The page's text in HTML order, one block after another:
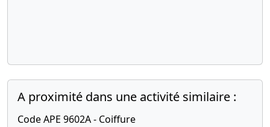
A proximité dans une activité similaire :
Code APE 9602A - Coiffure